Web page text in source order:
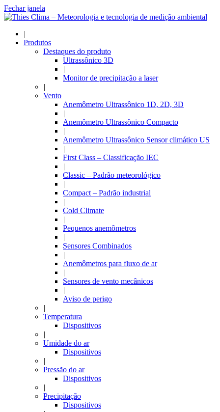
Fechar janela
|
Produtos
Destaques do produto
Ultrassônico 3D
|
Monitor de precipitação a laser
|
Vento
Anemômetro Ultrassônico 1D, 2D, 3D
|
Anemômetro Ultrassônico Compacto
|
Anemômetro Ultrassônico Sensor climático US
|
First Class – Classificação IEC
|
Classic – Padrão meteorológico
|
Compact – Padrão industrial
|
Cold Climate
|
Pequenos anemômetros
|
Sensores Combinados
|
Anemômetros para fluxo de ar
|
Sensores de vento mecânicos
|
Aviso de perigo
|
Temperatura
Dispositivos
|
Umidade do ar
Dispositivos
|
Pressão do ar
Dispositivos
|
Precipitação
Dispositivos